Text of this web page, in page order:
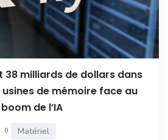
38 milliards de dollars dans
de mémoire face au
boom de l’IA
0 Matériel